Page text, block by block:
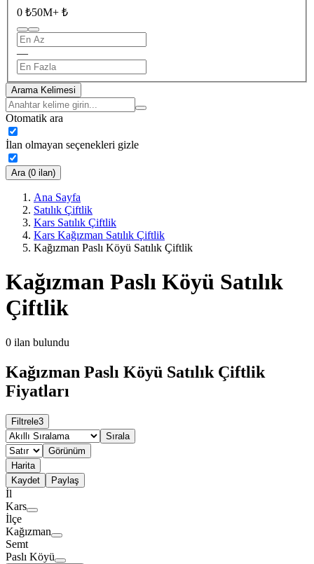
0 ₺50M+ ₺
—
Arama Kelimesi
Otomatik ara
İlan olmayan seçenekleri gizle
Ara (0 ilan)
Ana Sayfa
Satılık Çiftlik
Kars Satılık Çiftlik
Kars Kağızman Satılık Çiftlik
Kağızman Paslı Köyü Satılık Çiftlik
Kağızman Paslı Köyü Satılık
Çiftlik
0 ilan bulundu
Kağızman Paslı Köyü Satılık Çiftlik
Fiyatları
Filtrele3
Sırala
Görünüm
Harita
Kaydet
Paylaş
İl
Kars
İlçe
Kağızman
Semt
Paslı Köyü